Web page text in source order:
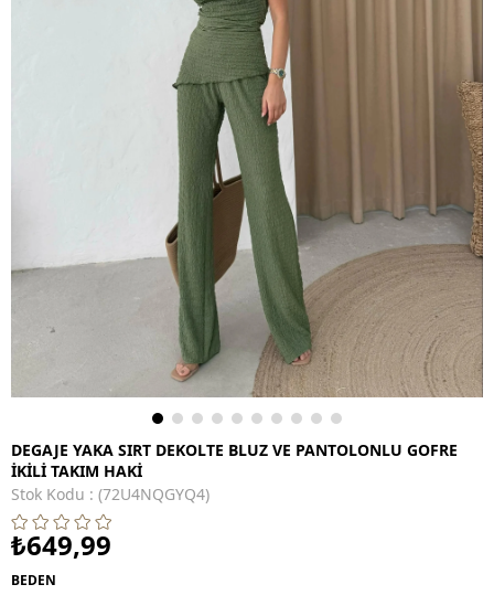
DEGAJE YAKA SIRT DEKOLTE BLUZ VE PANTOLONLU GOFRE
İKİLİ TAKIM HAKİ
Stok Kodu
(72U4NQGYQ4)
₺649,99
BEDEN